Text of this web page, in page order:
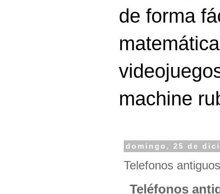
de forma
machine
domingo, 25 de
Telefonos
Teléfonos